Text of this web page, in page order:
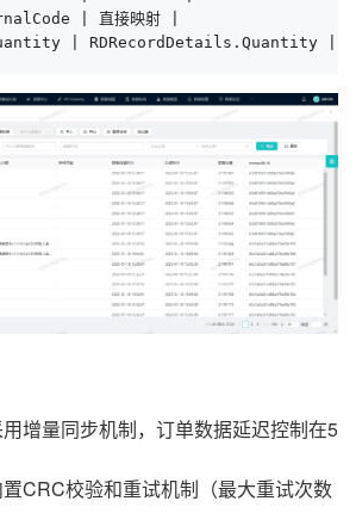
| 直接映射 |
| RDRecordDetails.Quantity |
用增量同步机制，订单数据延迟控制在5
置CRC校验和重试机制（最大重试次数